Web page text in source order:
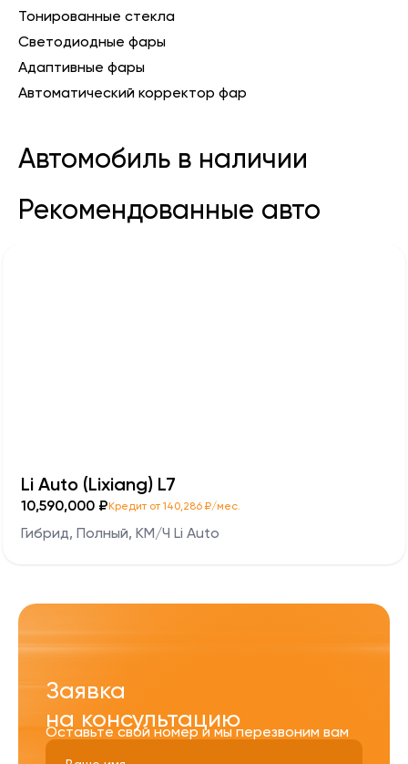
Тонированные стекла
Светодиодные фары
Адаптивные фары
Автоматический корректор фар
Автомобиль в наличии
Рекомендованные авто
Li Auto (Lixiang) L7
10,590,000 ₽Кредит от 140,286 ₽/мес.
Гибрид, Полный, KM/Ч Li Auto
Заявка
на консультацию
Оставьте свой номер и мы перезвоним вам